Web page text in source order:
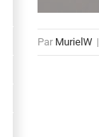
Par MurielW |